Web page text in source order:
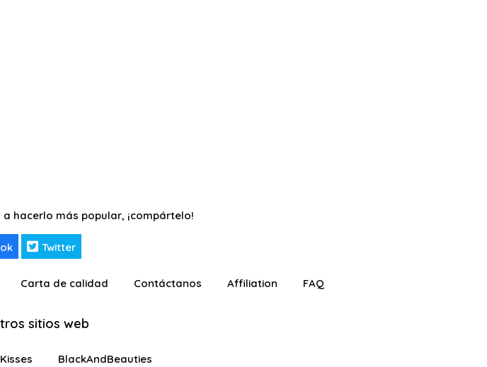
hacerlo más popular, ¡compártelo!
Twitter
Carta de calidad Contáctanos Affiliation FAQ
sitios web
BlackAndBeauties